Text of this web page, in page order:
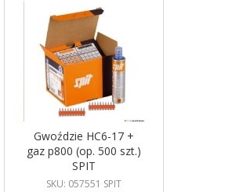
Gwoździe HC6-17 +
gaz p800 (op. 500 szt.)
SPIT
SKU: 057551 SPIT